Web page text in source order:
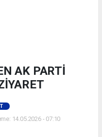
AK PARTİ
14.05.2026 - 07:10